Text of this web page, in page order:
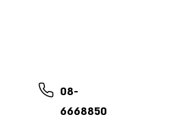
08-
6668850